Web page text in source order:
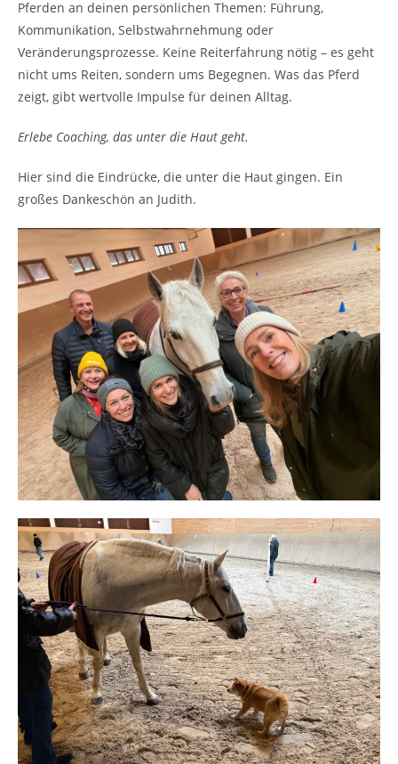
Pferden an deinen persönlichen Themen: Führung,
Kommunikation, Selbstwahrnehmung oder
Veränderungsprozesse. Keine Reiterfahrung nötig – es geht
nicht ums Reiten, sondern ums Begegnen. Was das Pferd
zeigt, gibt wertvolle Impulse für deinen Alltag.
Erlebe Coaching, das unter die Haut geht.
Hier sind die Eindrücke, die unter die Haut gingen. Ein
großes Dankeschön an Judith.